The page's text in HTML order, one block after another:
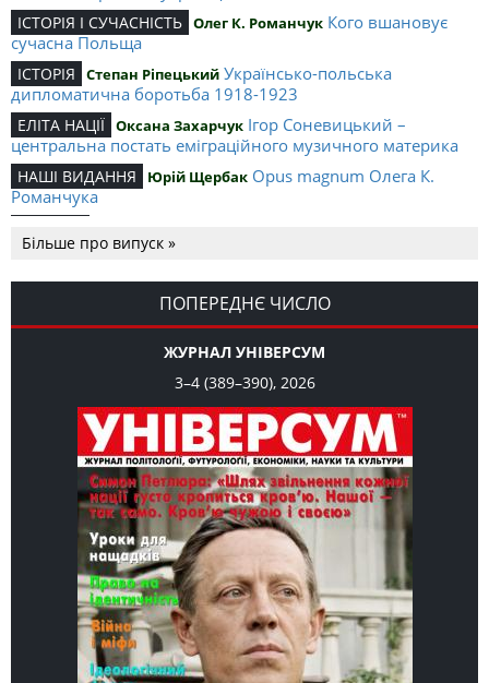
ІСТОРІЯ І СУЧАСНІСТЬ Олег К. Романчук Кого вшановує
сучасна Польща
ІСТОРІЯ Степан Ріпецький Українсько-польська
дипломатична боротьба 1918-1923
ЕЛІТА НАЦІЇ Оксана Захарчук Ігор Соневицький –
центральна постать еміграційного музичного материка
НАШІ ВИДАННЯ Юрій Щербак Opus magnum Олега К.
Романчука
Романчука
СЛОВО РЕДАКЦІЙНЕ Олег К. Романчук Журавель і синиця
як уособлення української політстратегії й тактики
Більше про випуск »
ПОПЕРЕДНЄ ЧИСЛО
ЖУРНАЛ УНІВЕРСУМ
3–4 (389–390), 2026